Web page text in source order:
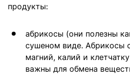
продукты:
абрикосы (они полезны
сушеном виде. Абрикосы
магний, калий и
важны для обмена